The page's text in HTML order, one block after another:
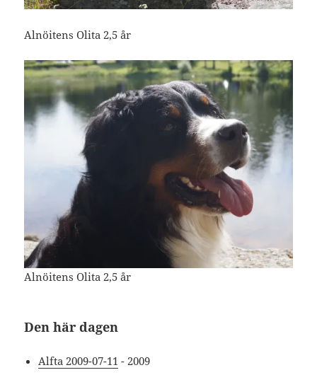
Alnöitens Olita 2,5 år
Alnöitens Olita 2,5 år
Den här dagen
Alfta 2009-07-11 - 2009